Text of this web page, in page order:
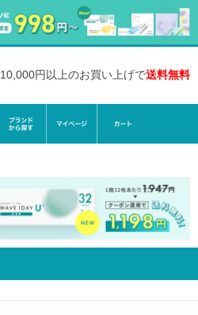
10,000円以上のお買い上げで送料無料